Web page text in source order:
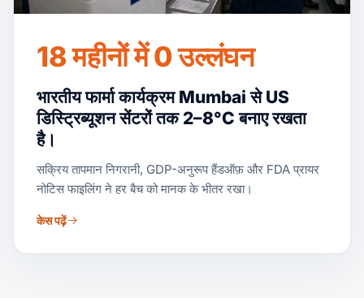
18 महीनों में 0 उल्लंघन
भारतीय फार्मा कार्यक्रम Mumbai से US
डिस्ट्रिब्यूशन सेंटरों तक 2–8°C बनाए रखता
है।
सक्रिय तापमान निगरानी, GDP-अनुरूप हैंडऑफ़ और FDA प्रायर
नोटिस फाइलिंग ने हर बैच को मानक के भीतर रखा।
केस पढ़ें